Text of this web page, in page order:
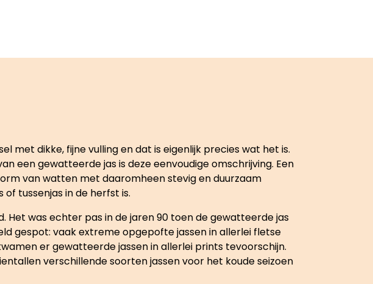
met dikke, fijne vulling en dat is eigenlijk precies wat het is.
een gewatteerde jas is deze eenvoudige omschrijving. Een
van watten met daaromheen stevig en duurzaam
tussenjas in de herfst is.
was echter pas in de jaren 90 toen de gewatteerde jas
gespot: vaak extreme opgepofte jassen in allerlei fletse
er gewatteerde jassen in allerlei prints tevoorschijn.
verschillende soorten jassen voor het koude seizoen